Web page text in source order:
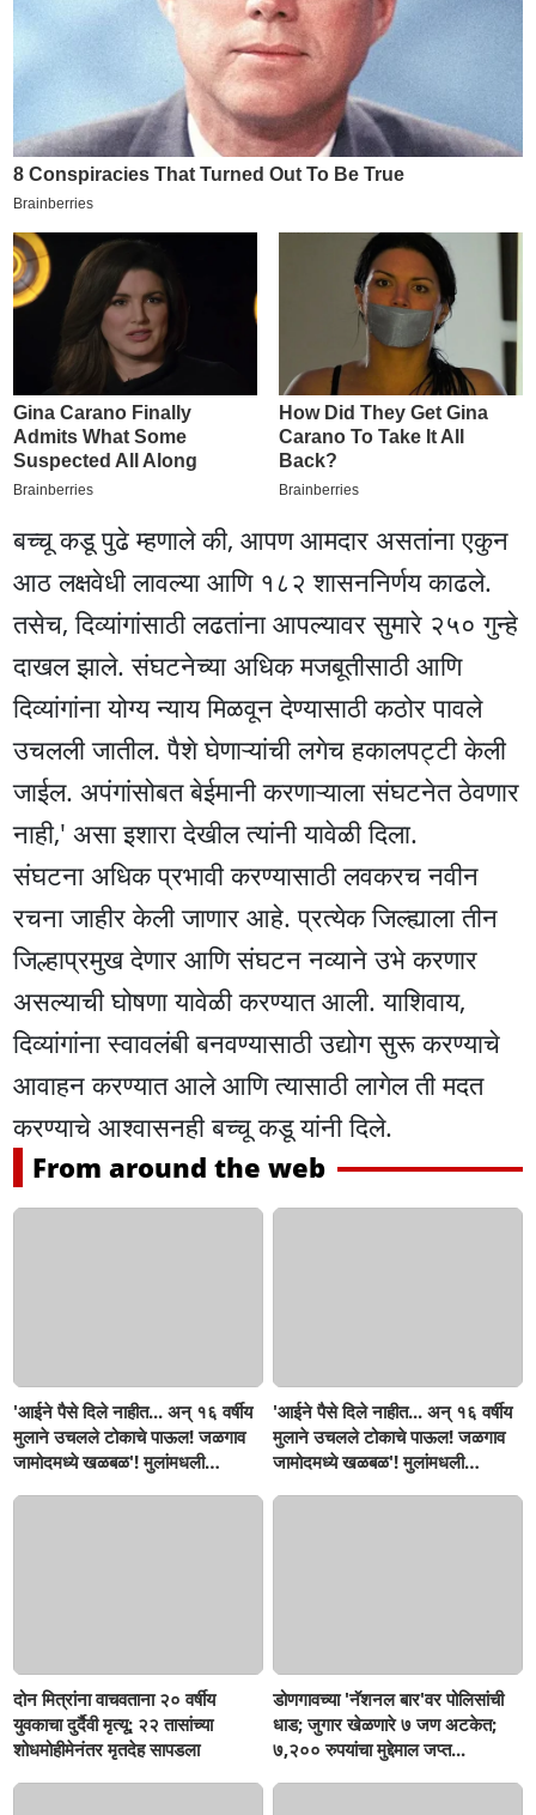
बच्चू कडू पुढे म्हणाले की, आपण आमदार असतांना एकुन
आठ लक्षवेधी लावल्या आणि १८२ शासननिर्णय काढले.
तसेच, दिव्यांगांसाठी लढतांना आपल्यावर सुमारे २५० गुन्हे
दाखल झाले. संघटनेच्या अधिक मजबूतीसाठी आणि
दिव्यांगांना योग्य न्याय मिळवून देण्यासाठी कठोर पावले
उचलली जातील. पैशे घेणाऱ्यांची लगेच हकालपट्टी केली
जाईल. अपंगांसोबत बेईमानी करणाऱ्याला संघटनेत ठेवणार
नाही,' असा इशारा देखील त्यांनी यावेळी दिला.
संघटना अधिक प्रभावी करण्यासाठी लवकरच नवीन
रचना जाहीर केली जाणार आहे. प्रत्येक जिल्ह्याला तीन
जिल्हाप्रमुख देणार आणि संघटन नव्याने उभे करणार
असल्याची घोषणा यावेळी करण्यात आली. याशिवाय,
दिव्यांगांना स्वावलंबी बनवण्यासाठी उद्योग सुरू करण्याचे
आवाहन करण्यात आले आणि त्यासाठी लागेल ती मदत
करण्याचे आश्वासनही बच्चू कडू यांनी दिले.
From around the web
'आईने पैसे दिले नाहीत... अन् १६ वर्षीय
मुलाने उचलले टोकाचे पाऊल! जळगाव
जामोदमध्ये खळबळ'! मुलांमधली
'आईने पैसे दिले नाहीत... अन् १६ वर्षीय
मुलाने उचलले टोकाचे पाऊल! जळगाव
जामोदमध्ये खळबळ'! मुलांमधली
दोन मित्रांना वाचवताना २० वर्षीय
युवकाचा दुर्दैवी मृत्यू; २२ तासांच्या
शोधमोहीमेनंतर मृतदेह सापडला
डोणगावच्या 'नॅशनल बार'वर पोलिसांची
धाड; जुगार खेळणारे ७ जण अटकेत;
७,२०० रुपयांचा मुद्देमाल जप्त...